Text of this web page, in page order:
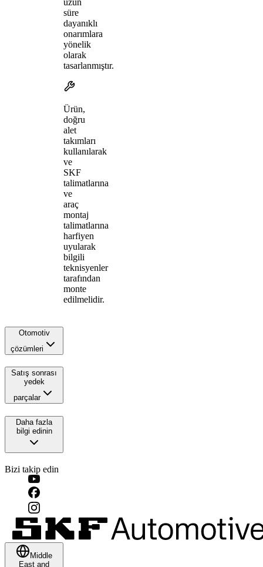
süre
dayanıklı
onarımlara
yönelik
olarak
tasarlanmıştır.
Ürün,
doğru
alet
takımları
kullanılarak
ve
SKF
talimatlarına
ve
araç
montaj
talimatlarına
harfiyen
uyularak
bilgili
teknisyenler
tarafından
monte
edilmelidir.
Otomotiv
çözümleri
Satış sonrası
yedek
parçalar
Daha fazla
bilgi edinin
Bizi takip edin
Middle
East and